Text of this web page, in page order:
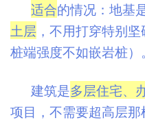
适合的情况：地基
土层 ，不用打穿特别
桩端强度不如嵌岩桩）。
建筑是多层住宅、
项目，不需要超高层那